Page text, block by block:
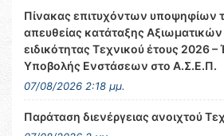
Πίνακας επιτυχόντων υποψηφίων
απευθείας κατάταξης
ειδικότητας Τεχνικού έτους 2026
Υποβολής Ενστάσεων στο Α.Σ.Ε.Π.
07/08/2026 2:18 μμ.
Παράταση διενέργειας ανοιχτού